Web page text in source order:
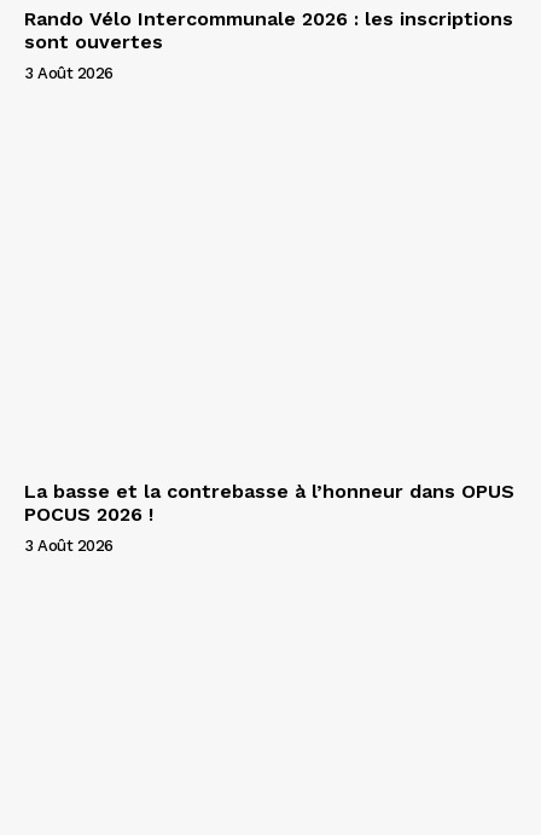
Rando Vélo Intercommunale 2026 : les inscriptions
sont ouvertes
3 Août 2026
La basse et la contrebasse à l’honneur dans OPUS
POCUS 2026 !
3 Août 2026